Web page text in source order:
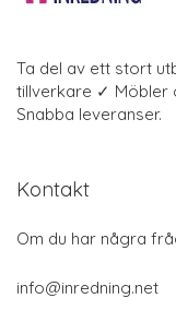
Ta del av ett stort
tillverkare ✓ Möbler
Snabba leveranser.
Kontakt
Om du har några
info@inredning.net